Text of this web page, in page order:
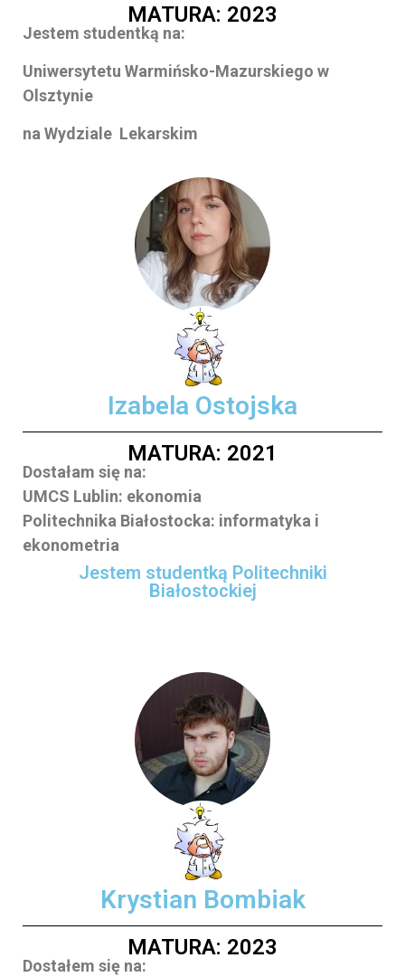
MATURA: 2023
Jestem studentką na:
Uniwersytetu Warmińsko-Mazurskiego w
Olsztynie
na Wydziale Lekarskim
Izabela Ostojska
MATURA: 2021
Dostałam się na:
UMCS Lublin: ekonomia
Politechnika Białostocka: informatyka i
ekonometria
Jestem studentką Politechniki
Białostockiej
Krystian Bombiak
MATURA: 2023
Dostałem się na: